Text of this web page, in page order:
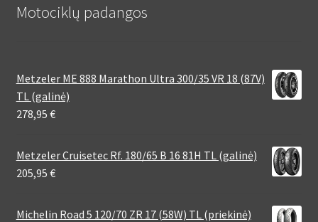
Motociklų padangos
Metzeler ME 888 Marathon Ultra 300/35 VR 18 (87V)
TL (galinė)
278,95 €
Metzeler Cruisetec Rf. 180/65 B 16 81H TL (galinė)
205,95 €
Michelin Road 5 120/70 ZR 17 (58W) TL (priekinė)